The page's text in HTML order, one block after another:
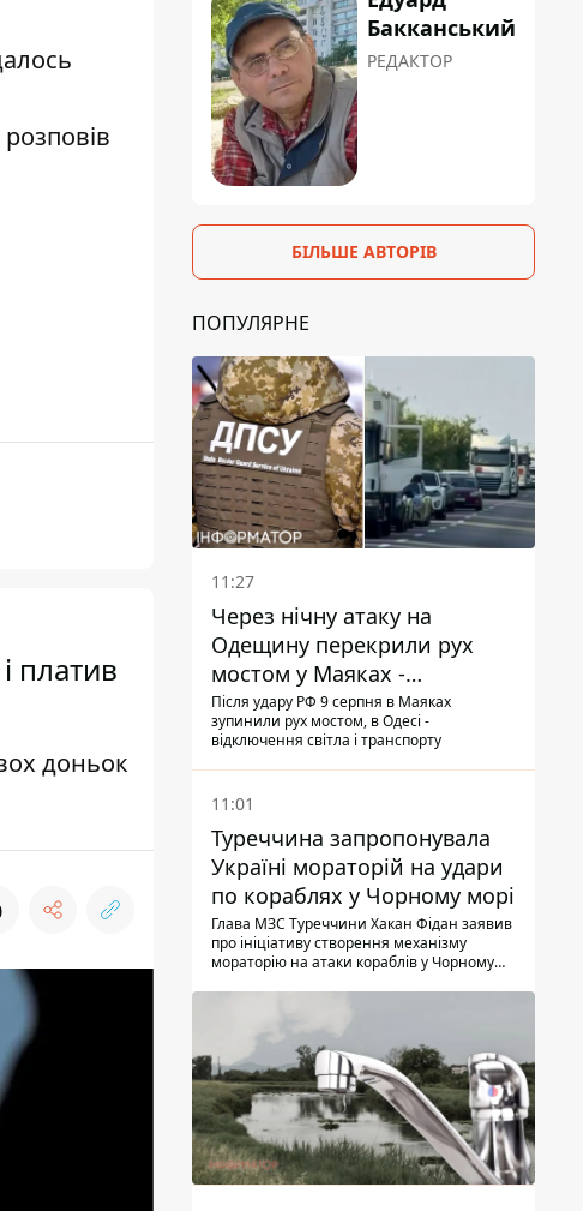
платив
доньок
Бакканський
РЕДАКТОР
БІЛЬШЕ АВТОРІВ
ПОПУЛЯРНЕ
11:27
Через нічну атаку на
Одещину перекрили рух
мостом у Маяках -
подробиці від ДПСУ
Після удару РФ 9 серпня в Маяках
зупинили рух мостом, в Одесі -
відключення світла і транспорту
11:01
Туреччина запропонувала
Україні мораторій на удари
по кораблях у Чорному морі
Глава МЗС Туреччини Хакан Фідан заявив
про ініціативу створення механізму
мораторію на атаки кораблів у Чорному